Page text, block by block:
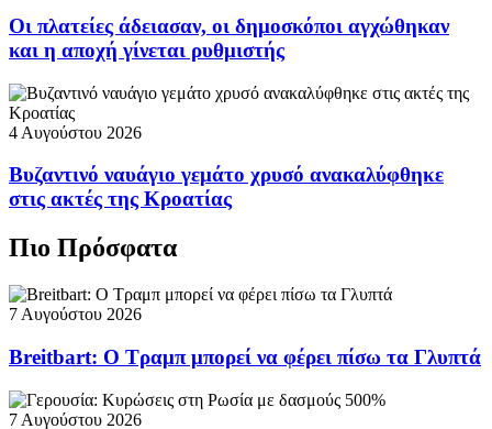
Οι πλατείες άδειασαν, οι δημοσκόποι αγχώθηκαν
και η αποχή γίνεται ρυθμιστής
4 Αυγούστου 2026
Βυζαντινό ναυάγιο γεμάτο χρυσό ανακαλύφθηκε
στις ακτές της Κροατίας
Πιο Πρόσφατα
7 Αυγούστου 2026
Breitbart: Ο Τραμπ μπορεί να φέρει πίσω τα Γλυπτά
7 Αυγούστου 2026